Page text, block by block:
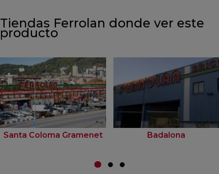
Tiendas Ferrolan donde ver este
producto
Santa Coloma Gramenet Badalona